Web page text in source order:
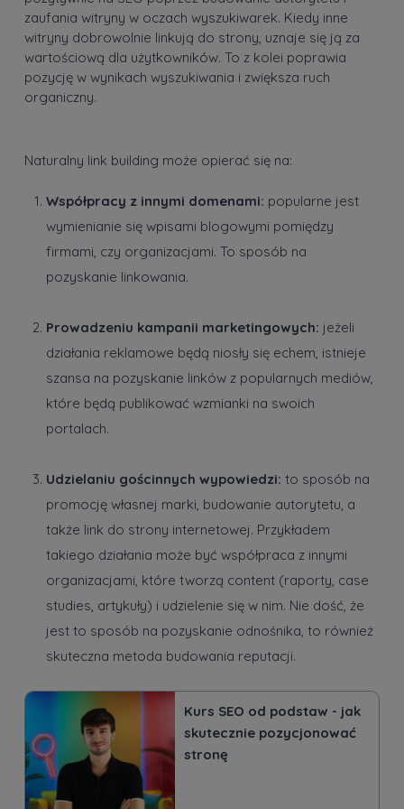
zaufania witryny w oczach wyszukiwarek. Kiedy inne
witryny dobrowolnie linkują do strony, uznaje się ją za
wartościową dla użytkowników. To z kolei poprawia
pozycję w wynikach wyszukiwania i zwiększa ruch
organiczny.
Naturalny link building może opierać się na:
Współpracy z innymi domenami: popularne jest
wymienianie się wpisami blogowymi pomiędzy
firmami, czy organizacjami. To sposób na
pozyskanie linkowania.
Prowadzeniu kampanii marketingowych: jeżeli
działania reklamowe będą niosły się echem, istnieje
szansa na pozyskanie linków z popularnych mediów,
które będą publikować wzmianki na swoich
portalach.
Udzielaniu gościnnych wypowiedzi: to sposób na
promocję własnej marki, budowanie autorytetu, a
także link do strony internetowej. Przykładem
takiego działania może być współpraca z innymi
organizacjami, które tworzą content (raporty, case
studies, artykuły) i udzielenie się w nim. Nie dość, że
jest to sposób na pozyskanie odnośnika, to również
skuteczna metoda budowania reputacji.
Kurs SEO od podstaw - jak
skutecznie pozycjonować
stronę